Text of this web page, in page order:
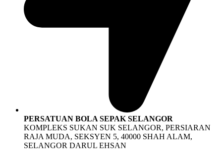
PERSATUAN BOLA SEPAK SELANGOR
KOMPLEKS SUKAN SUK SELANGOR, PERSIARAN
RAJA MUDA, SEKSYEN 5, 40000 SHAH ALAM,
SELANGOR DARUL EHSAN